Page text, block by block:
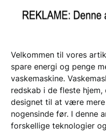
Velkommen til vores
spare energi og penge
vaskemaskine.
redskab i de fleste
designet til at være
nogensinde før. I denne
forskellige teknologier